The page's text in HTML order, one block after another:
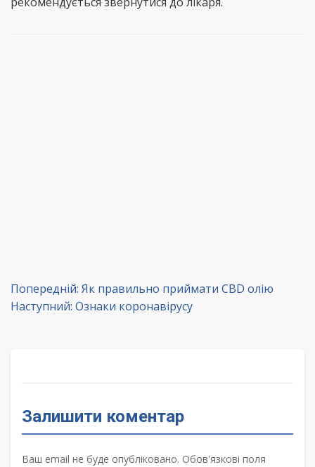
Навігація
записів
Попередній: Як правильно приймати CBD олію
Наступний: Ознаки коронавірусу
Залишити коментар
Ваш email не буде опубліковано. Обов'язкові поля